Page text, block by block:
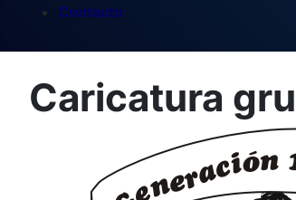
Contacto
Caricatura